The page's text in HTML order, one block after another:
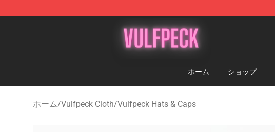
Vulfpeck Shop - Official Vulfpeck Merchandise Store
ホーム ショップ
ホーム/Vulfpeck Cloth/Vulfpeck Hats & Caps